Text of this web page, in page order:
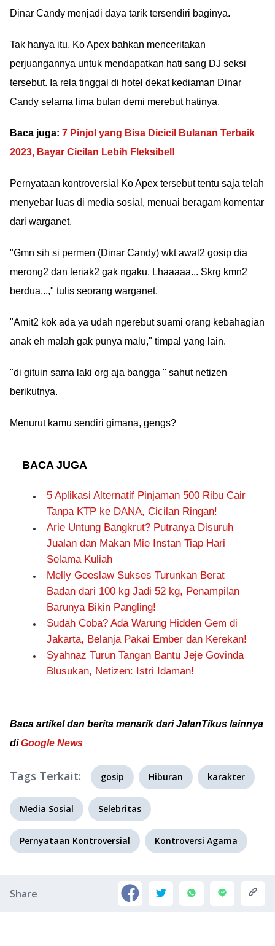
Dinar Candy menjadi daya tarik tersendiri baginya.
Tak hanya itu, Ko Apex bahkan menceritakan
perjuangannya untuk mendapatkan hati sang DJ seksi
tersebut. Ia rela tinggal di hotel dekat kediaman Dinar
Candy selama lima bulan demi merebut hatinya.
Baca juga: 7 Pinjol yang Bisa Dicicil Bulanan Terbaik
2023, Bayar Cicilan Lebih Fleksibel!
Pernyataan kontroversial Ko Apex tersebut tentu saja telah
menyebar luas di media sosial, menuai beragam komentar
dari warganet.
"Gmn sih si permen (Dinar Candy) wkt awal2 gosip dia
merong2 dan teriak2 gak ngaku. Lhaaaaa... Skrg kmn2
berdua...," tulis seorang warganet.
"Amit2 kok ada ya udah ngerebut suami orang kebahagian
anak eh malah gak punya malu," timpal yang lain.
"di gituin sama laki org aja bangga " sahut netizen
berikutnya.
Menurut kamu sendiri gimana, gengs?
BACA JUGA
5 Aplikasi Alternatif Pinjaman 500 Ribu Cair
Tanpa KTP ke DANA, Cicilan Ringan!
Arie Untung Bangkrut? Putranya Disuruh
Jualan dan Makan Mie Instan Tiap Hari
Selama Kuliah
Melly Goeslaw Sukses Turunkan Berat
Badan dari 100 kg Jadi 52 kg, Penampilan
Barunya Bikin Pangling!
Sudah Coba? Ada Warung Hidden Gem di
Jakarta, Belanja Pakai Ember dan Kerekan!
Syahnaz Turun Tangan Bantu Jeje Govinda
Blusukan, Netizen: Istri Idaman!
Baca artikel dan berita menarik dari JalanTikus lainnya
diGoogle News
Tags Terkait: gosip Hiburan karakter
Media Sosial Selebritas
Pernyataan Kontroversial Kontroversi Agama
Share